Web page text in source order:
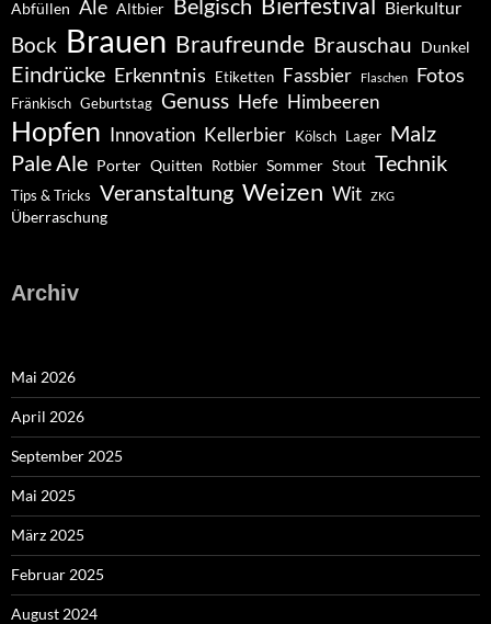
Abfüllen Ale Altbier Bierkultur
Bock Brauen Braufreunde Brauschau Dunkel
Eindrücke Erkenntnis Etiketten Fassbier Flaschen Fotos
Fränkisch Geburtstag Genuss Hefe Himbeeren
Hopfen Innovation Kellerbier Kölsch Lager Malz
Pale Ale Porter Quitten Rotbier Sommer Stout Technik
Tips & Tricks Veranstaltung Weizen Wit ZKG
Überraschung
Archiv
Mai 2026
April 2026
September 2025
Mai 2025
März 2025
Februar 2025
August 2024